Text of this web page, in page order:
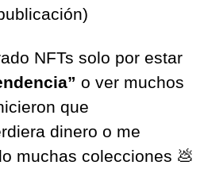
NFTs solo por estar
que
dinero o me
muchas colecciones 💩